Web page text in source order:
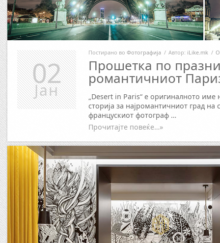
Постирано во Фотографија / Автор: iLike.mk /
Прошетка по
романтичниот
„Desert in Paris“ е оригиналното
сторија за најромантичниот град на
францускиот фотограф …
Прочитајте повеќе…»
02
Јан